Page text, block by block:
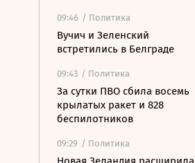
09:46 / Политика
Вучич и Зеленский
встретились в Белграде
09:43 / Политика
За сутки ПВО сбила восемь
крылатых ракет и 828
беспилотников
09:29 / Политика